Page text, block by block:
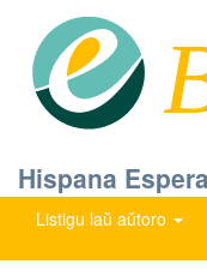
Hispana
Listigu laŭ aŭtoro